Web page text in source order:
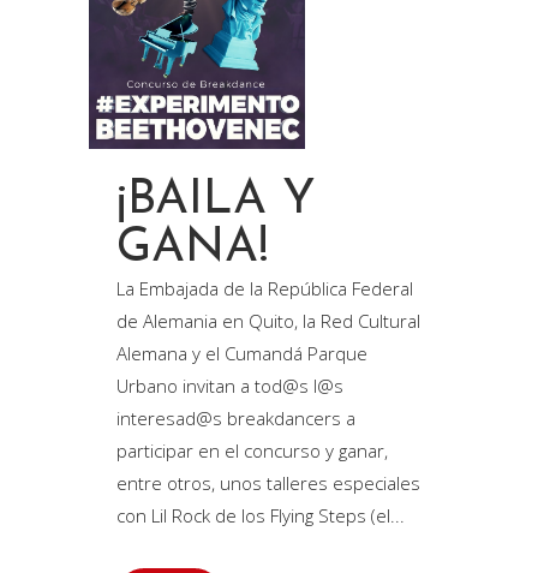
¡BAILA Y
GANA!
La Embajada de la República Federal
de Alemania en Quito, la Red Cultural
Alemana y el Cumandá Parque
Urbano invitan a tod@s l@s
interesad@s breakdancers a
participar en el concurso y ganar,
entre otros, unos talleres especiales
con Lil Rock de los Flying Steps (el...